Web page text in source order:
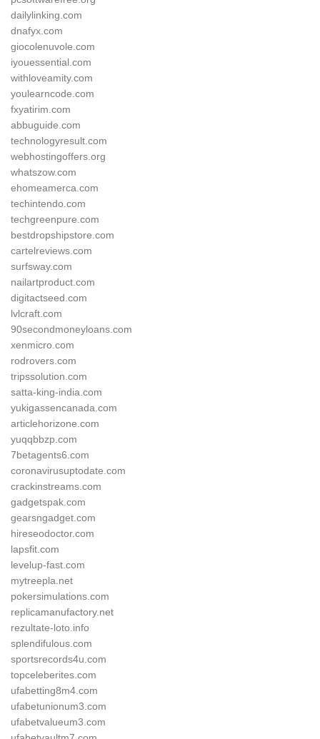
dailylinking.com
dnafyx.com
giocolenuvole.com
iyouessential.com
withloveamity.com
youlearncode.com
fxyatirim.com
abbuguide.com
technologyresult.com
webhostingoffers.org
whatszow.com
ehomeamerca.com
techintendo.com
techgreenpure.com
bestdropshipstore.com
cartelreviews.com
surfsway.com
nailartproduct.com
digitactseed.com
lvlcraft.com
90secondmoneyloans.com
xenmicro.com
rodrovers.com
tripssolution.com
satta-king-india.com
yukigassencanada.com
articlehorizone.com
yuqqbbzp.com
7betagents6.com
coronavirusuptodate.com
crackinstreams.com
gadgetspak.com
gearsngadget.com
hireseodoctor.com
lapsfit.com
levelup-fast.com
mytreepla.net
pokersimulations.com
replicamanufactory.net
rezultate-loto.info
splendifulous.com
sportsrecords4u.com
topceleberites.com
ufabetting8m4.com
ufabetunionum3.com
ufabetvalueum3.com